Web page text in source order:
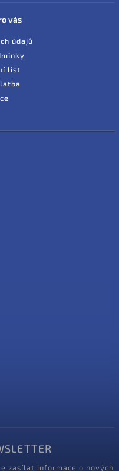
vás
údajů
list
zasílat informace o nových